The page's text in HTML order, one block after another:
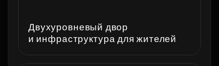
Двухуровневый двор
и инфраструктура для жителей